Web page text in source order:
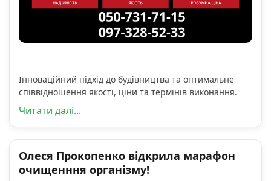
Інноваційний підхід до будівництва та оптимальне
співвідношення якості, ціни та термінів виконання.
Читати далі...
Олеся Прокопенко відкрила марафон
очищенння організму!